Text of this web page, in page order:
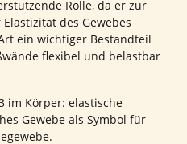
Rolle, da er zur
des Gewebes
ein wichtiger Bestandteil
flexibel und belastbar